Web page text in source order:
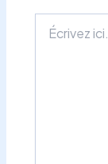
ici…